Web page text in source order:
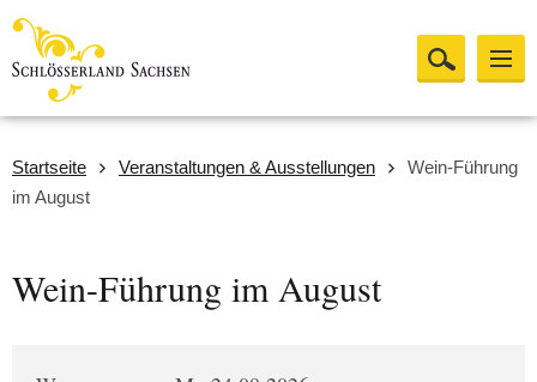
Startseite Veranstaltungen & Ausstellungen
Wein-Führung
im August
Wein-Führung im August